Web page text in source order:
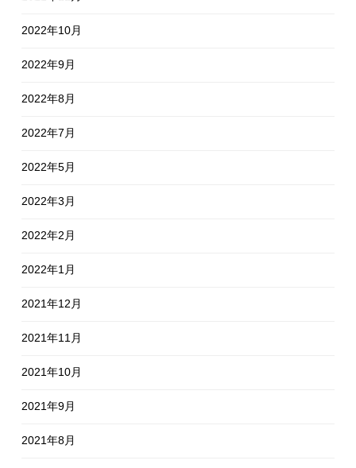
2022年10月
2022年9月
2022年8月
2022年7月
2022年5月
2022年3月
2022年2月
2022年1月
2021年12月
2021年11月
2021年10月
2021年9月
2021年8月